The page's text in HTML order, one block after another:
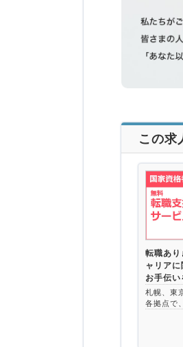
この求
転職あり
ャリアに
お手伝
札幌、東
各拠点で